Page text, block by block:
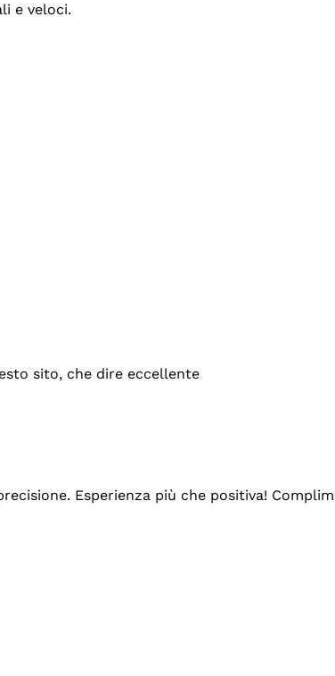
e veloci.
sito, che dire eccellente
Esperienza più che positiva!